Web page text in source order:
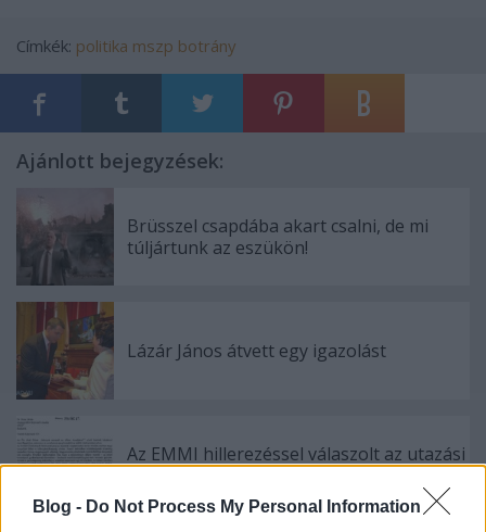
Blog - Do Not Process My Personal Information
Címkék: politika mszp botrány
Ajánlott bejegyzések:
Brüsszel csapdába akart csalni, de mi
túljártunk az eszükön!
Lázár János átvett egy igazolást
Az EMMI hillerezéssel válaszolt az utazási